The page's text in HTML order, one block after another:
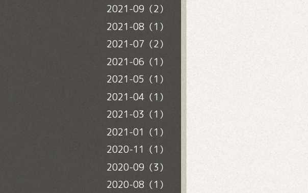
2021-09（2）
2021-08（1）
2021-07（2）
2021-06（1）
2021-05（1）
2021-04（1）
2021-03（1）
2021-01（1）
2020-11（1）
2020-09（3）
2020-08（1）